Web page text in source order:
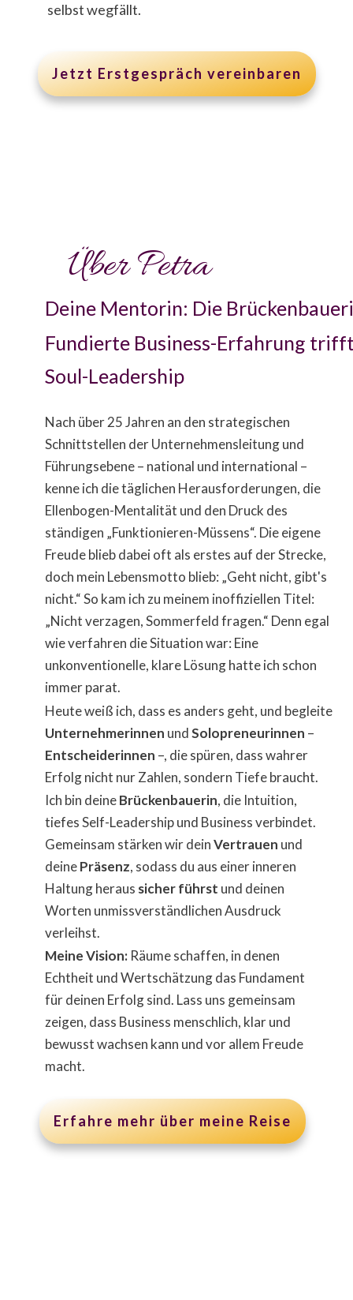
selbst wegfällt.
Jetzt Erstgespräch vereinbaren
Über Petra
Deine Mentorin: Die
Fundierte Business-Erfahrung
Soul-Leadership
Nach über 25 Jahren an den strategischen
Schnittstellen der Unternehmensleitung und
Führungsebene – national und international –
kenne ich die täglichen Herausforderungen, die
Ellenbogen-Mentalität und den Druck des
ständigen „Funktionieren-Müssens“. Die eigene
Freude blieb dabei oft als erstes auf der Strecke,
doch mein Lebensmotto blieb: „Geht nicht, gibt's
nicht.“ So kam ich zu meinem inoffiziellen Titel:
„Nicht verzagen, Sommerfeld fragen.“ Denn egal
wie verfahren die Situation war: Eine
unkonventionelle, klare Lösung hatte ich schon
immer parat.
Heute weiß ich, dass es anders geht, und begleite
Unternehmerinnen undSolopreneurinnen –
Entscheiderinnen –, die spüren, dass wahrer
Erfolg nicht nur Zahlen, sondern Tiefe braucht.
Ich bin deineBrückenbauerin, die Intuition,
tiefes Self-Leadership und Business verbindet.
Gemeinsam stärken wir deinVertrauen und
deinePräsenz, sodass du aus einer inneren
Haltung heraus sicher führst und deinen
Worten unmissverständlichen Ausdruck
verleihst.
Meine Vision: Räume schaffen, in denen
Echtheit und Wertschätzung das Fundament
für deinen Erfolg sind. Lass uns gemeinsam
zeigen, dass Business menschlich, klar und
bewusst wachsen kann und vor allem Freude
macht.
Erfahre mehr über meine Reise